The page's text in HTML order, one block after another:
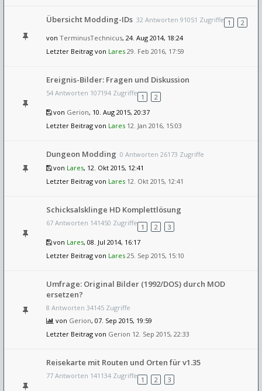
Übersicht Modding-IDs 32 Antworten 91051 Zugriffe 1
2
von TerminusTechnicus, 24. Aug 2014, 18:24
Letzter Beitrag von Lares 29. Feb 2016, 17:59
Ereignis-Bilder: Fragen und Diskussion
54 Antworten 107194 Zugriffe 1
2
von Gerion, 10. Aug 2015, 20:37
Letzter Beitrag von Lares 12. Jan 2016, 15:03
Dungeon Modding 0 Antworten 26173 Zugriffe
von Lares, 12. Okt 2015, 12:41
Letzter Beitrag von Lares 12. Okt 2015, 12:41
Schicksalsklinge HD Komplettlösung
67 Antworten 141450 Zugriffe 1 2
3
von Lares, 08. Jul 2014, 16:17
Letzter Beitrag von Lares 25. Sep 2015, 15:10
Umfrage: Original Bilder (1992/DOS) durch MOD
ersetzen?
8 Antworten 34145 Zugriffe
von Gerion, 07. Sep 2015, 19:59
Letzter Beitrag von Gerion 12. Sep 2015, 22:33
Reisekarte mit Routen und Orten für v1.35
77 Antworten 141134 Zugriffe 1 2
3